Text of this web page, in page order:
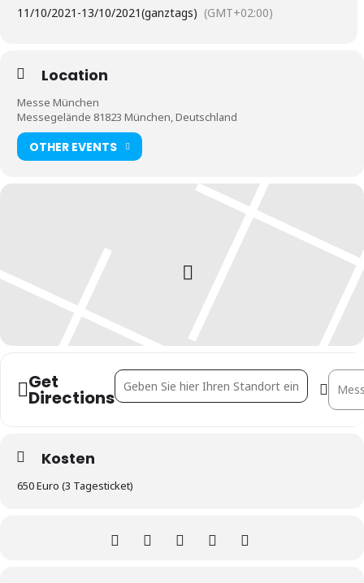
11/10/2021 -13/10/2021(ganztags) (GMT+02:00)
Location
Messe München
Messegelände 81823 München, Deutschland
OTHER EVENTS
Get
Directions
Address - EXPO REAL [x92fw5k0B]
Kosten
650 Euro (3 Tagesticket)